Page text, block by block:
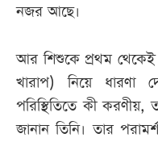
নজর আছে।
আর শিশুকে প্রথম থেকেই
খারাপ) নিয়ে
পরিস্থিতিতে কী করণীয়,
জানান তিনি। তার